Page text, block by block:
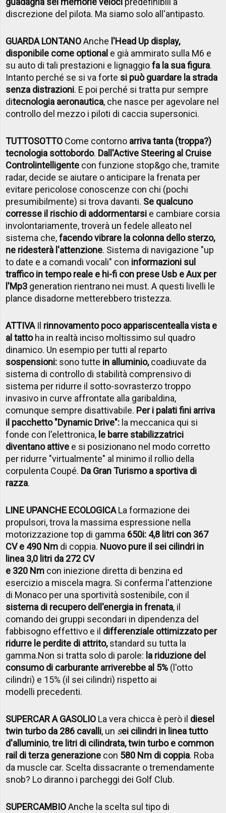
discrezione del pilota. Ma siamo solo all'antipasto.
GUARDA LONTANOAnche l'Head Up display,
disponibile come optional e già ammirato sulla M6 e
su auto di tali prestazioni e lignaggiofa la sua figura.
Intanto perché se si va forte si può guardare la strada
senza distrazioni. E poi perché si tratta pur sempre
ditecnologia aeronautica, che nasce per agevolare nel
controllo del mezzo i piloti di caccia supersonici.
TUTTOSOTTO Come contorno arriva tanta (troppa?)
tecnologia sottobordo. Dall'Active Steering al Cruise
Controlintelligente con funzione stop&go che, tramite
radar, decide se aiutare o anticipare la frenata per
evitare pericolose conoscenze con chi (pochi
presumibilmente) si trova davanti. Se qualcuno
corresse il rischio di addormentarsi e cambiare corsia
involontariamente, troverà un fedele alleato nel
sistema che,facendo vibrare la colonna dello sterzo,
ne ridesterà l'attenzione. Sistema di navigazione "up
to date e a comandi vocali" con informazioni sul
traffico in tempo reale e hi-fi con prese Usb e Aux per
l'Mp3 generation rientrano nei must. A questi livelli le
plance disadorne metterebbero tristezza.
ATTIVAIl rinnovamento poco appariscentealla vista e
al tattoha in realtà inciso moltissimo sul quadro
dinamico. Un esempio per tutti al reparto
sospensioni: sono tutte in alluminio,coadiuvate da
sistema di controllo di stabilità comprensivo di
sistema per ridurre il sotto-sovrasterzo troppo
invasivo in curve affrontate alla garibaldina,
comunque sempre disattivabile. Per i palati fini arriva
il pacchetto "Dynamic Drive": la meccanica qui si
fonde con l'elettronica, le barre stabilizzatrici
diventano attive e si posizionano nel modo corretto
per ridurre "virtualmente" al minimo il rollio della
corpulenta Coupé. Da Gran Turismo a sportiva di
razza.
LINE UPANCHE ECOLOGICALa formazione dei
propulsori, trova la massima espressione nella
motorizzazione top di gamma 650i: 4,8 litri con 367
CV e 490 Nm di coppia. Nuovo pure il sei cilindri in
linea 3,0 litri da 272 CV
e 320 Nm con iniezione diretta di benzina ed
esercizio a miscela magra. Si conferma l'attenzione
di Monaco per una sportività sostenibile, con il
sistema di recupero dell'energia in frenata, il
comando dei gruppi secondari in dipendenza del
fabbisogno effettivo e il differenziale ottimizzato per
ridurre le perdite di attrito,standard su tutta la
gamma.Non si tratta solo di parole: la riduzione del
consumo di carburante arriverebbe al 5% (l'otto
cilindri) e 15% (il sei cilindri) rispetto ai
modelli precedenti.
SUPERCAR A GASOLIO La vera chicca è però il diesel
twin turbo da 286 cavalli, un sei cilindri in linea tutto
d'alluminio,tre litri di cilindrata, twin turbo e common
rail di terza generazione con 580 Nm di coppia. Roba
da muscle car. Scelta dissacrante o tremendamente
snob? Lo diranno i parcheggi dei Golf Club.
SUPERCAMBIOAnche la scelta sul tipo di